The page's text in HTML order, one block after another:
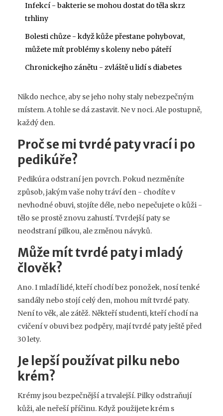
Infekcí - bakterie se mohou dostat do těla skrz
trhliny
Bolesti chůze - když kůže přestane pohybovat,
můžete mít problémy s koleny nebo páteří
Chronickejho zánětu - zvláště u lidí s diabetes
Nikdo nechce, aby se jeho nohy staly nebezpečným
místem. A tohle se dá zastavit. Ne v noci. Ale postupně,
každý den.
Proč se mi tvrdé paty vrací i po
pedikúře?
Pedikúra odstraní jen povrch. Pokud nezměníte
způsob, jakým vaše nohy tráví den - chodíte v
nevhodné obuvi, stojíte déle, nebo nepečujete o kůži -
tělo se prostě znovu zahustí. Tvrdejší paty se
neodstraní pilkou, ale změnou návyků.
Může mít tvrdé paty i mladý
člověk?
Ano. I mladí lidé, kteří chodí bez ponožek, nosí tenké
sandály nebo stojí celý den, mohou mít tvrdé paty.
Není to věk, ale zátěž. Někteří studenti, kteří chodí na
cvičení v obuvi bez podpěry, mají tvrdé paty ještě před
30 lety.
Je lepší používat pilku nebo
krém?
Krémy jsou bezpečnější a trvalejší. Pilky odstraňují
kůži, ale neřeší příčinu. Když použijete krém s